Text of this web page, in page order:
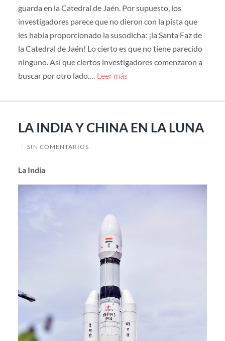
guarda en la Catedral de Jaén. Por supuesto, los
investigadores parece que no dieron con la pista que
les había proporcionado la susodicha: ¡la Santa Faz de
la Catedral de Jaén! Lo cierto es que no tiene parecido
ninguno. Así que ciertos investigadores comenzaron a
buscar por otro lado.… Leer más
LA INDIA Y CHINA EN LA LUNA
/ SIN COMENTARIOS
La India